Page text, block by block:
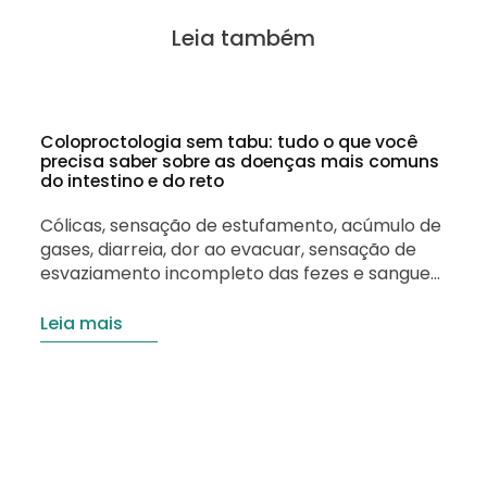
Leia também
Coloproctologia sem tabu: tudo o que você
precisa saber sobre as doenças mais comuns
do intestino e do reto
Cólicas, sensação de estufamento, acúmulo de
gases, diarreia, dor ao evacuar, sensação de
esvaziamento incompleto das fezes e sangue
com o seu intestino. Embora os problemas
intestinais sejam comuns, muitas pessoas
Leia mais